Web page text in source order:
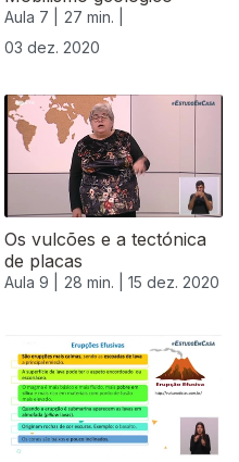
Aula 7 |
27 min. |
03 dez. 2020
Os vulcões e a tectónica
de placas
Aula 9 | 28 min. | 15 dez. 2020